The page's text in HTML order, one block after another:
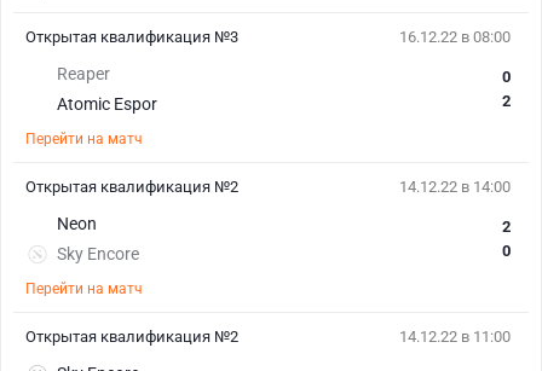
16.12.22 в 08:00
Reaper
Atomic Espor
0
2
Перейти на матч
Открытая квалификация №3
14.12.22 в 14:00
Neon
Sky Encore
2
0
Перейти на матч
Открытая квалификация №2
14.12.22 в 11:00
Открытая квалификация №2